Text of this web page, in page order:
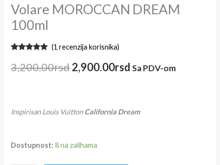
Volare MOROCCAN DREAM
100ml
5.00od 5
na osnovu
(1 recenzija korisnika)
3,200.00rsd2,900.00rsd Sa PDV-om
Inspirisan Louis VuittonCalifornia Dream
Dostupnost: 8 na zalihama